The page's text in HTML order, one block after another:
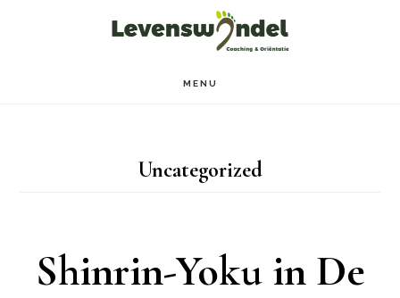
MENU
Uncategorized
Shinrin-Yoku in De